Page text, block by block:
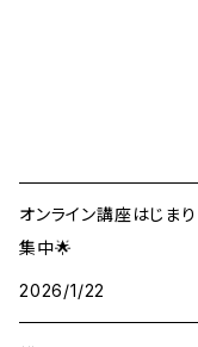
オンライン講座はじま
集中🌟
2026/1/22